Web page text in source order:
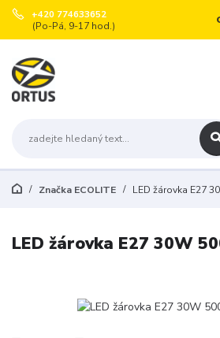
+420 774633652
(Po-Pá, 9-17 hod.)
Značka ECOLITE LED žárovka E27
LED žárovka E27 30W